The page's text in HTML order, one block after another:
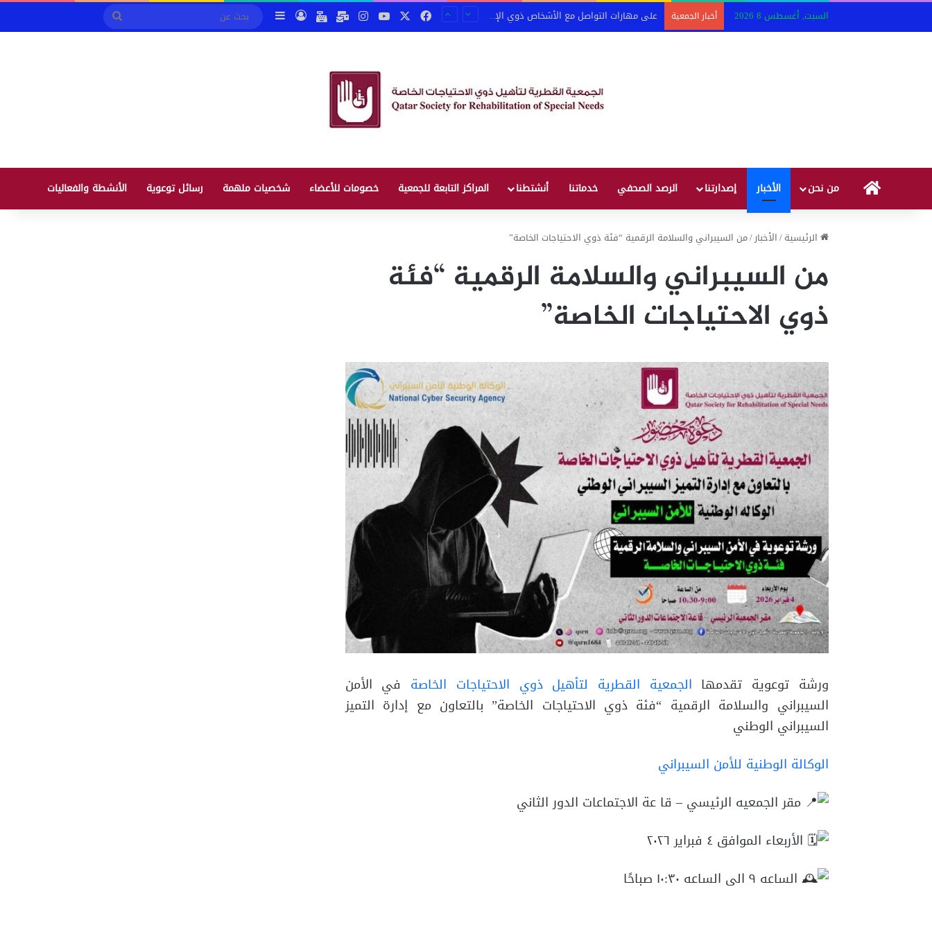
السبت, أغسطس 8 2026 أخبار الجمعية على مهارات التواصل مع الأشخاص ذوي الإعاقة فيسبوك
‫X
‫YouTubeانستقرام
emailبوابة التحصيل الالكتروني
تسجيل الدخول
إضافة عمود جانبي
بحث
HOMEمن نحن الأخبار إصدارتنا الرصد الصحفي خدماتنا أنشتطنا المراكز التابعة للجمعية خصومات للأعضاء شخصيات ملهمة رسائل توعوية الأنشطة والفعاليات
الرئيسية/الأخبار/من السيبراني والسلامة الرقمية “فئة ذوي الاحتياجات الخاصة”
من السيبراني والسلامة الرقمية “فئة
ذوي الاحتياجات الخاصة”
ورشة توعوية تقدمها الجمعية القطرية لتأهيل ذوي الاحتياجات الخاصة في الأمن
السيبراني والسلامة الرقمية “فئة ذوي الاحتياجات الخاصة” بالتعاون مع إدارة التميز
السيبراني الوطني
الوكالة الوطنية للأمن السيبراني
مقر الجمعيه الرئيسي – قا عة الاجتماعات الدور الثاني
الأربعاء الموافق ٤ فبراير ٢٠٢٦
الساعه ٩ الى الساعه ١٠:٣٠ صباحًا